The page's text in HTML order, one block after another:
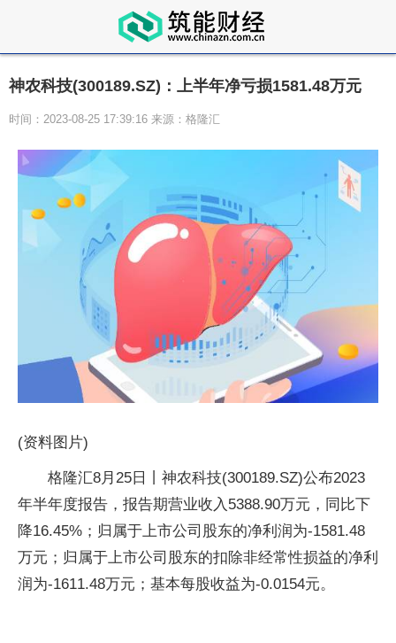
神农科技(300189.SZ)：上半年净亏损1581.48万元
时间：2023-08-25 17:39:16 来源：格隆汇
(资料图片)
格隆汇8月25日丨神农科技(300189.SZ)公布2023
年半年度报告，报告期营业收入5388.90万元，同比下
降16.45%；归属于上市公司股东的净利润为-1581.48
万元；归属于上市公司股东的扣除非经常性损益的净利
润为-1611.48万元；基本每股收益为-0.0154元。